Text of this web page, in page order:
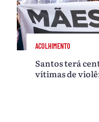
ACOLHIMENTO
Santos terá
vítimas de